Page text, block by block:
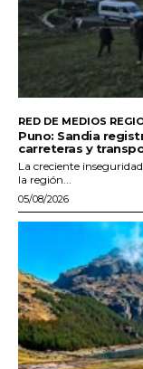
RED DE MEDIOS
Puno: Sandia
carreteras y
La creciente
la región...
05/08/2026